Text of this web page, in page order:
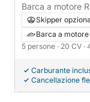
Skipper
Barca a motore
5 persone · 20 CV ·
Carburante
Cancellazione